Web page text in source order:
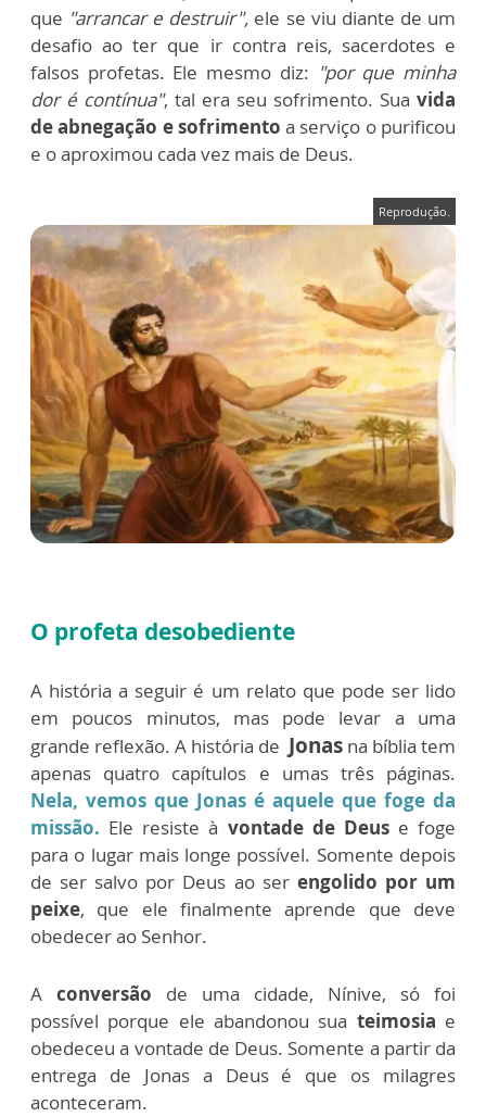
que "arrancar e destruir", ele se viu diante de um
desafio ao ter que ir contra reis, sacerdotes e
falsos profetas. Ele mesmo diz: "por que minha
dor é contínua", tal era seu sofrimento. Sua vida
de abnegação e sofrimento a serviço o purificou
e o aproximou cada vez mais de Deus.
Reprodução.
O profeta desobediente
A história a seguir é um relato que pode ser lido
em poucos minutos, mas pode levar a uma
grande reflexão. A história de Jonas na bíblia tem
apenas quatro capítulos e umas três páginas.
Nela, vemos que Jonas é aquele que foge da
missão. Ele resiste à vontade de Deuse foge
para o lugar mais longe possível. Somente depois
de ser salvo por Deus ao ser engolido por um
peixe, que ele finalmente aprende que deve
obedecer ao Senhor.
A conversão de uma cidade, Nínive, só foi
possível porque ele abandonou sua teimosia e
obedeceu a vontade de Deus. Somente a partir da
entrega de Jonas a Deus é que os milagres
aconteceram.